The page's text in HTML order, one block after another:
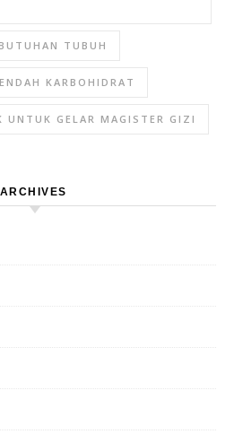
TUBUH
KARBOHIDRAT
UNTUK GELAR MAGISTER GIZI
ARCHIVES